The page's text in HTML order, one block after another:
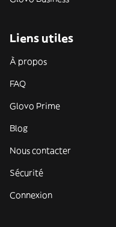
Liens utiles
À propos
FAQ
Glovo Prime
Blog
Nous contacter
Sécurité
Connexion